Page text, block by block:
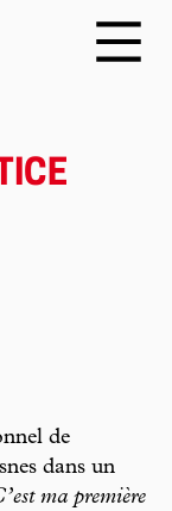
de
dans un
ma première